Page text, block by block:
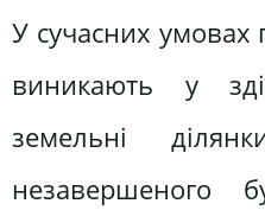
У сучасних
виникають у
земельні
незавершеного